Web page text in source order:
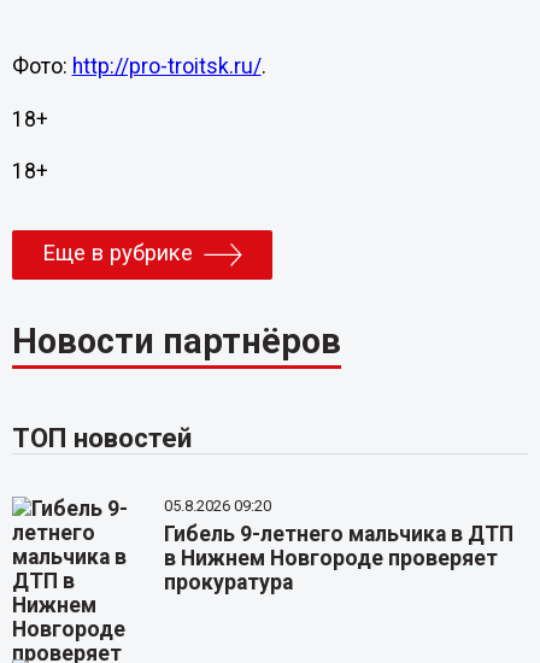
Фото: http://pro-troitsk.ru/.
18+
18+
Еще в рубрике
Новости партнёров
ТОП новостей
05.8.2026 09:20
Гибель 9-летнего мальчика в ДТП
в Нижнем Новгороде проверяет
прокуратура